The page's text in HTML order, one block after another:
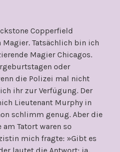
Copperfield
Tatsächlich bin ich
Magier Chicagos.
oder
die Polizei mal nicht
ihr zur Verfügung. Der
Lieutenant Murphy in
schlimm genug. Aber die
Tatort waren so
mich fragte: »Gibt es
lautet die Antwort: ja.